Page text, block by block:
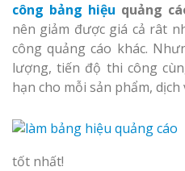
công bảng hiệu quảng
nên giảm được giá cả rât
công quảng cáo khác.
lượng, tiến độ thi công
hạn cho mỗi sản phẩm, dịch
tốt nhất!